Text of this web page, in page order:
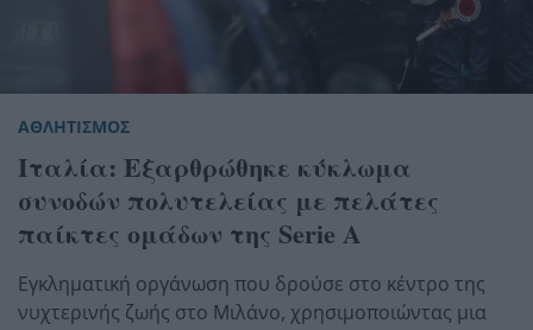
ΑΘΛΗΤΙΣΜΟΣ
Ιταλία: Εξαρθρώθηκε κύκλωμα
συνοδών πολυτελείας με πελάτες
παίκτες ομάδων της Serie A
Εγκληματική οργάνωση που δρούσε στο κέντρο της
νυχτερινής ζωής στο Μιλάνο, χρησιμοποιώντας μια